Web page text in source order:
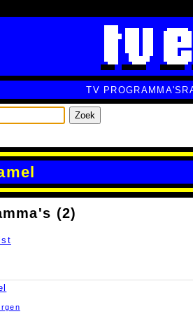
TV PROGRAMMA'S
Zoek
(2)